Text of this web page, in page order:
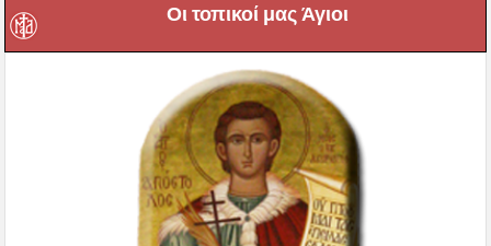
Οι τοπικοί μας Άγιοι